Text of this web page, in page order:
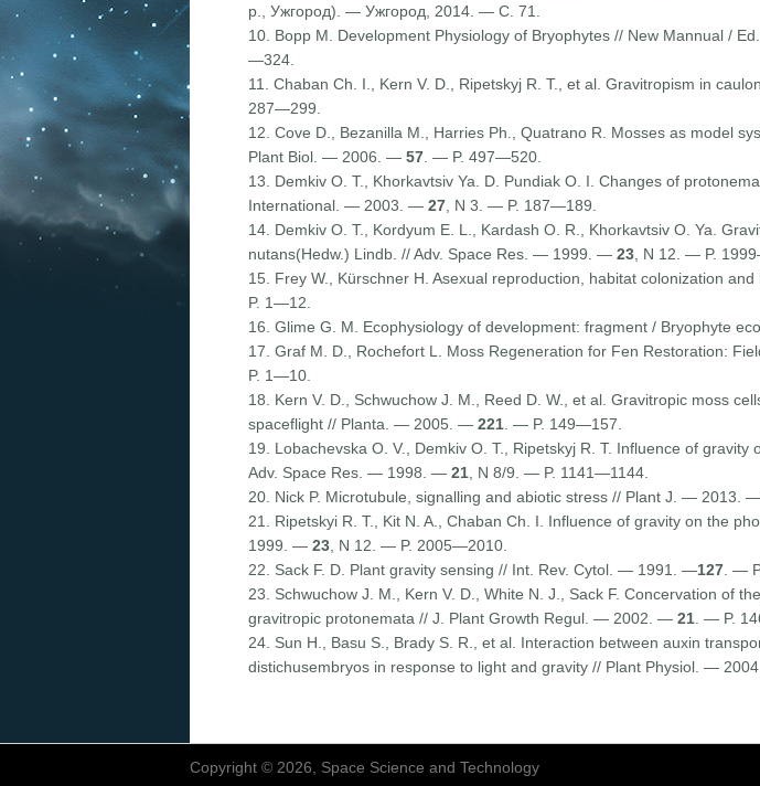
р., Ужгород). — Ужгород, 2014. — С. 71.
10. Bopp M. Development Physiology of Bryophytes // New Mannual /
—324.
11. Chaban Ch. I., Kern V. D., Ripetskyj R. T., et al. Gravitropism in
287—299.
12. Cove D., Bezanilla M., Harries Ph., Quatrano R. Mosses as model
Plant Biol. — 2006. — 57. — P. 497—520.
13. Demkiv O. T., Khorkavtsiv Ya. D. Pundiak O. I. Changes of
International. — 2003. — 27, N 3. — P. 187—189.
14. Demkiv O. T., Kordyum E. L., Kardash O. R., Khorkavtsiv O. Ya.
nutans(Hedw.) Lindb. // Adv. Space Res. — 1999. — 23, N 12. — P.
15. Frey W., Kürschner H. Asexual reproduction, habitat colonization
P. 1—12.
16. Glime G. M. Ecophysiology of development: fragment / Bryophyte
17. Graf M. D., Rochefort L. Moss Regeneration for Fen Restoration:
P. 1—10.
18. Kern V. D., Schwuchow J. M., Reed D. W., et al. Gravitropic moss
spaceflight // Planta. — 2005. — 221. — P. 149—157.
19. Lobachevska O. V., Demkiv O. T., Ripetskyj R. T. Influence of
Adv. Space Res. — 1998. — 21, N 8/9. — P. 1141—1144.
20. Nick P. Microtubule, signalling and abiotic stress // Plant J. — 2013. —
21. Ripetskyi R. T., Kit N. A., Chaban Ch. I. Influence of gravity on the
1999. — 23, N 12. — P. 2005—2010.
22. Sack F. D. Plant gravity sensing // Int. Rev. Cytol. — 1991. —127. —
23. Schwuchow J. M., Kern V. D., White N. J., Sack F. Concervation of
gravitropic protonemata // J. Plant Growth Regul. — 2002. — 21. — P.
24. Sun H., Basu S., Brady S. R., et al. Interaction between auxin
distichusembryos in response to light and gravity // Plant Physiol. —
Copyright © 2026, Space Science and Technology